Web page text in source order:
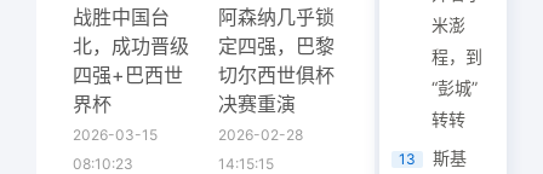
战胜中国台
北，成功晋级
四强+巴西世
界杯
2026-03-15
08:10:23
阿森纳几乎锁
定四强，巴黎
切尔西世俱杯
决赛重演
2026-02-28
14:15:15
米澎
程，到
“彭城”
转转
13
斯基